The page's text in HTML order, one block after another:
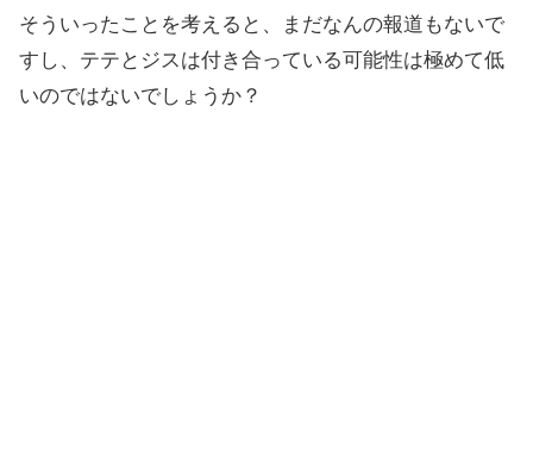
そういったことを考えると、まだなんの報道もないで
すし、テテとジスは付き合っている可能性は極めて低
いのではないでしょうか？